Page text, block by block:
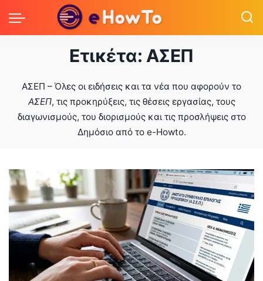
Ετικέτα: ΑΣΕΠ
ΑΣΕΠ – Όλες οι ειδήσεις και τα νέα που αφορούν το
ΑΣΕΠ, τις προκηρύξεις, τις θέσεις εργασίας, τους
διαγωνισμούς, του διορισμούς και τις προσλήψεις στο
Δημόσιο από το e-Howto.